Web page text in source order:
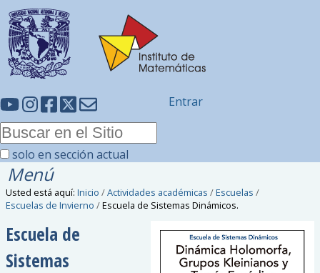
solo en sección actual
Entrar
Menú
Usted está aquí: Inicio /Actividades académicas /Escuelas /
Escuelas de Invierno /Escuela de Sistemas Dinámicos.
Escuela de
Sistemas